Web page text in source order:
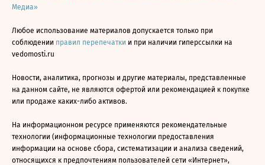
Медиа»
Любое использование материалов допускается только при
соблюдении правил перепечатки и при наличии гиперссылки на
vedomosti.ru
Новости, аналитика, прогнозы и другие материалы, представленные
на данном сайте, не являются офертой или рекомендацией к покупке
или продаже каких-либо активов.
На информационном ресурсе применяются рекомендательные
технологии (информационные технологии предоставления
информации на основе сбора, систематизации и анализа сведений,
относящихся к предпочтениям пользователей сети «Интернет»,